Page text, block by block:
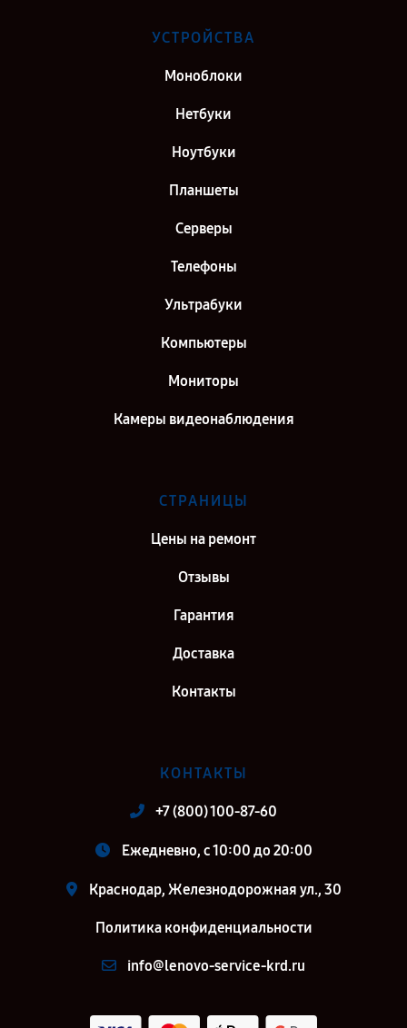
УСТРОЙСТВА
Моноблоки
Нетбуки
Ноутбуки
Планшеты
Серверы
Телефоны
Ультрабуки
Компьютеры
Мониторы
Камеры видеонаблюдения
СТРАНИЦЫ
Цены на ремонт
Отзывы
Гарантия
Доставка
Контакты
КОНТАКТЫ
+7 (800) 100-87-60
Ежедневно, с 10:00 до 20:00
Краснодар, Железнодорожная ул., 30
Политика конфиденциальности
info@lenovo-service-krd.ru